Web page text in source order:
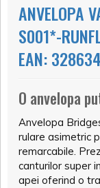
ANVELOPA
S001*-
EAN:
O anvelopa
Anvelopa
rulare asimetric
remarcabile.
canturilor super
apei oferind o